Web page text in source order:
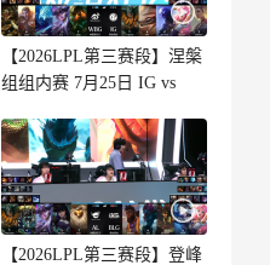
【2026LPL第三赛段】涅槃
组组内赛 7月25日 IG vs
【2026LPL第三赛段】登峰